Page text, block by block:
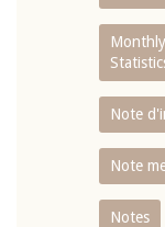
Note
Note
Notes